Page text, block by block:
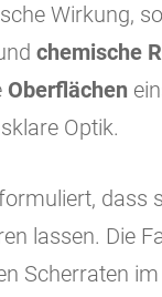
Wirkung,
chemische
Oberflächen
Optik.
dass
lassen. Die
Scherraten